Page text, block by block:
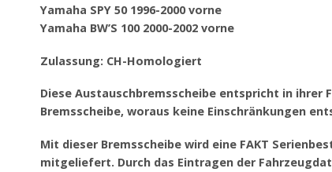
Yamaha SPY 50 1996-2000 vorne
Yamaha BW’S 100 2000-2002 vorne
Zulassung: CH-Homologiert
Diese Austauschbremsscheibe entspricht in ihrer
Bremsscheibe, woraus keine Einschränkungen
Mit dieser Bremsscheibe wird eine FAKT
mitgeliefert. Durch das Eintragen der